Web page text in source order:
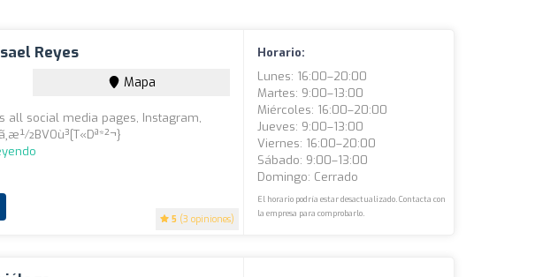
Reyes
5 (3 opiniones)
Mapa
all social media pages, Instagram,
Horario:
Lunes: 16:00–20:00
Martes: 9:00–13:00
Miércoles: 16:00–20:00
Jueves: 9:00–13:00
Viernes: 16:00–20:00
Sábado: 9:00–13:00
Domingo: Cerrado
El horario podría estar desactualizado. Contacta con
la empresa para comprobarlo.